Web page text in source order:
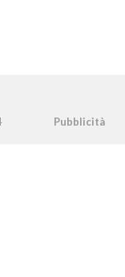
Pubblicità